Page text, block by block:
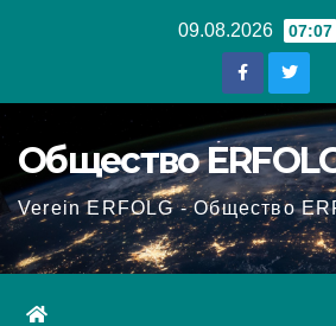
09.08.2026 07:07
Общество
Verein ERFOLG - Общество